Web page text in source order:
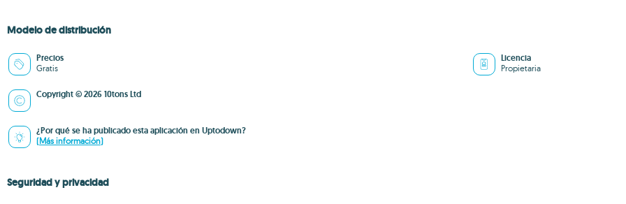
Modelo de distribución
Precios
Gratis
Licencia
Propietaria
Copyright © 2026 10tons Ltd
¿Por qué se ha publicado esta aplicación en Uptodown?
(Más información)
Seguridad y privacidad